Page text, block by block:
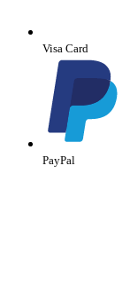
Visa Card
PayPal